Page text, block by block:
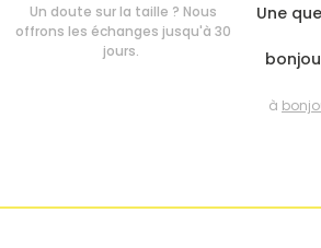
Un doute sur la taille ? Nous
offrons les échanges jusqu'à 30
jours.
Une
à